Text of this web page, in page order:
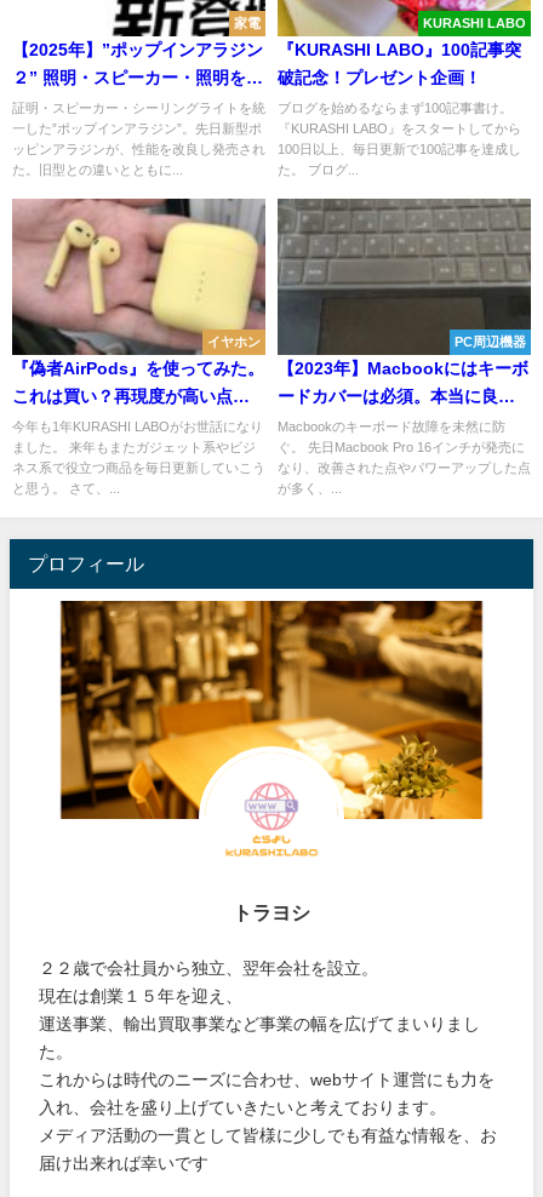
家電
【2025年】”ポップインアラジン
２” 照明・スピーカー・照明を1
つに！１００インチプロジェク
ター
証明・スピーカー・シーリングライトを統
一した”ポップインアラジン”。先日新型ポ
ッピンアラジンが、性能を改良し発売され
た。旧型との違いとともに...
KURASHI LABO
『KURASHI LABO』100記事突
破記念！プレゼント企画！
ブログを始めるならまず100記事書け。
『KURASHI LABO』をスタートしてから
100日以上、毎日更新で100記事を達成し
た。 ブログ...
イヤホン
『偽者AirPods』を使ってみた。
これは買い？再現度が高い点と
低い点。
今年も1年KURASHI LABOがお世話になり
ました。 来年もまたガジェット系やビジ
ネス系で役立つ商品を毎日更新していこう
と思う。 さて、...
PC周辺機器
【2023年】Macbookにはキーボ
ードカバーは必須。本当に良い
商品はこれ！
Macbookのキーボード故障を未然に防
ぐ。 先日Macbook Pro 16インチが発売に
なり、改善された点やパワーアップした点
が多く、...
プロフィール
トラヨシ
２２歳で会社員から独立、翌年会社を設立。
現在は創業１５年を迎え、
運送事業、輸出買取事業など事業の幅を広げてまいりまし
た。
これからは時代のニーズに合わせ、webサイト運営にも力を
入れ、会社を盛り上げていきたいと考えております。
メディア活動の一貫として皆様に少しでも有益な情報を、お
届け出来れば幸いです